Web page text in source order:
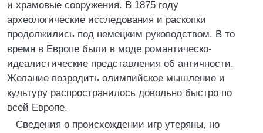
и храмовые сооружения. В 1875 году
археологические исследования и раскопки
продолжились под немецким руководством. В то
время в Европе были в моде романтическо-
идеалистические представления об античности.
Желание возродить олимпийское мышление и
культуру распространилось довольно быстро по
всей Европе.
Сведения о происхождении игр утеряны, но